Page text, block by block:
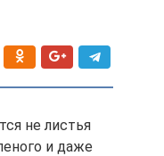
не листья
и даже